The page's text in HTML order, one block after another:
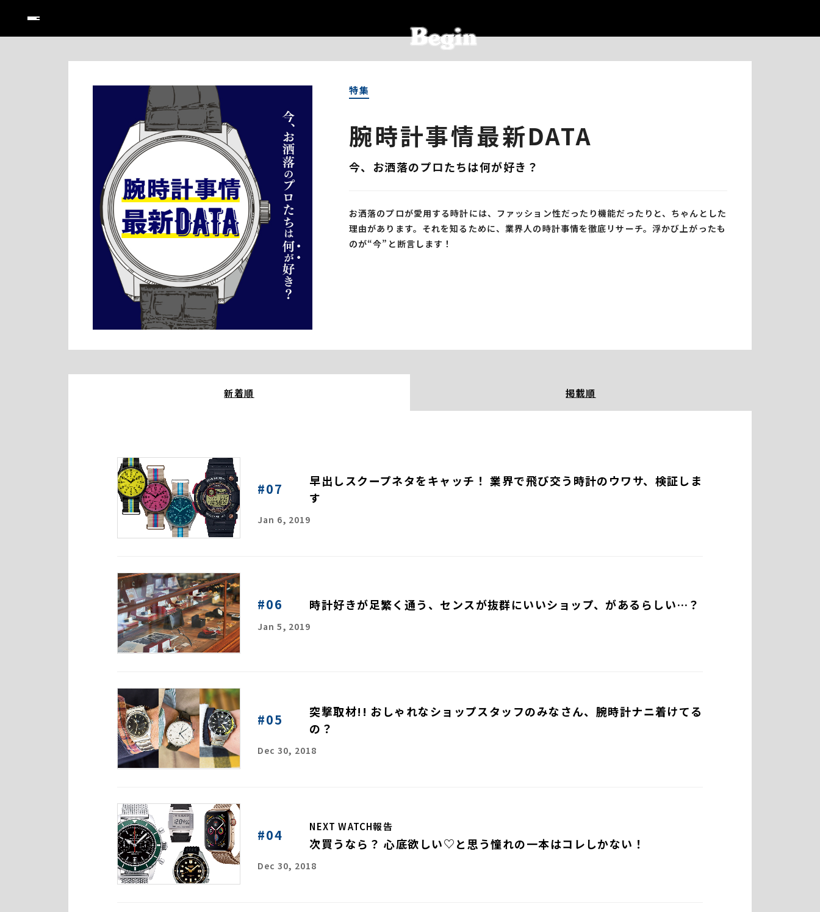
特集
腕時計事情最新DATA
今、お洒落のプロたちは何が好き？
お洒落のプロが愛用する時計には、ファッション性だったり機能だったりと、ちゃんとした
理由があります。それを知るために、業界人の時計事情を徹底リサーチ。浮かび上がったも
のが“今”と断言します！
新着順 掲載順
#07
早出しスクープネタをキャッチ！ 業界で飛び交う時計のウワサ、検証しま
す
Jan 6, 2019
#06 時計好きが足繁く通う、センスが抜群にいいショップ、があるらしい…？
Jan 5, 2019
#05
突撃取材!! おしゃれなショップスタッフのみなさん、腕時計ナニ着けてる
の？
Dec 30, 2018
#04 NEXT WATCH報告
次買うなら？ 心底欲しい♡と思う憧れの一本はコレしかない！
Dec 30, 2018